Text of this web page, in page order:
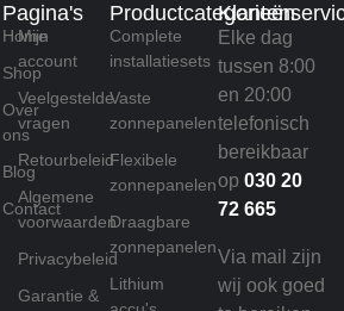
Pagina's
Home
Shop
Over
ons
Blog
Contact
Mijn
account
Veelgestelde
vragen
Retourbeleid
Algemene
voorwaarden
Privacybeleid
Garantie &
Productcategorieën
Complete
installatiesets
Vaste
zonnepanelen
Flexibele
zonnepanelen
Draagbare
zonnepanelen
Lithium
Elke dag
tussen 8:00
en 20:00
telefonisch
bereikbaar
op030 20
72 665
Via mail zijn
wij ook goed